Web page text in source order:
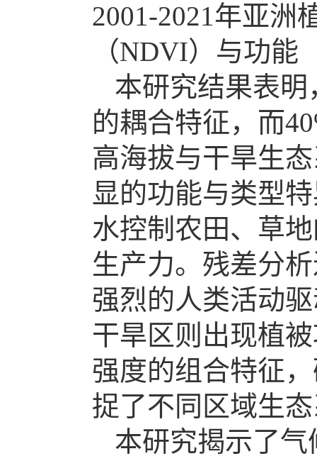
2001-2021年亚洲
（NDVI）与功能
本研究结果表
的耦合特征，而
高海拔与干旱生
显的功能与类型
水控制农田、草
生产力。残差分
强烈的人类活动
干旱区则出现植
强度的组合特征
捉了不同区域生
本研究揭示了